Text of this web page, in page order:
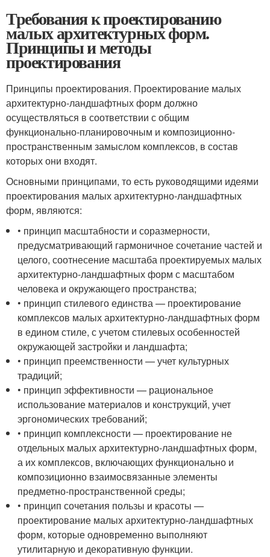
Требования к проектированию
малых архитектурных форм.
Принципы и методы
проектирования
Принципы проектирования. Проектирование малых
архитектурно-ландшафтных форм должно
осуществляться в соответствии с общим
функционально-планировочным и композиционно-
пространственным замыслом комплексов, в состав
которых они входят.
Основными принципами, то есть руководящими идеями
проектирования малых архитектурно-ландшафтных
форм, являются:
• принцип масштабности и соразмерности,
предусматривающий гармоничное сочетание частей и
целого, соотнесение масштаба проектируемых малых
архитектурно-ландшафтных форм с масштабом
человека и окружающего пространства;
• принцип стилевого единства — проектирование
комплексов малых архитектурно-ландшафтных форм
в едином стиле, с учетом стилевых особенностей
окружающей застройки и ландшафта;
• принцип преемственности — учет культурных
традиций;
• принцип эффективности — рациональное
использование материалов и конструкций, учет
эргономических требований;
• принцип комплексности — проектирование не
отдельных малых архитектурно-ландшафтных форм,
а их комплексов, включающих функционально и
композиционно взаимосвязанные элементы
предметно-пространственной среды;
• принцип сочетания пользы и красоты —
проектирование малых архитектурно-ландшафтных
форм, которые одновременно выполняют
утилитарную и декоративную функции.